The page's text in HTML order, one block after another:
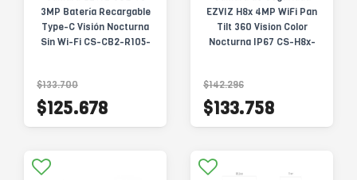
3MP Batería Recargable
Type-C Visión Nocturna
Sin Wi-Fi CS-CB2-R105-
$133.700
$125.678
EZVIZ H8x 4MP WiFi Pan
Tilt 360 Vision Color
Nocturna IP67 CS-H8x-
$142.296
$133.758